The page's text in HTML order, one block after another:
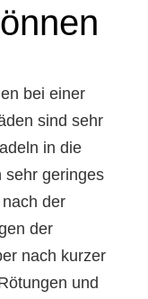
bei einer
sind sehr
in die
sehr geringes
der
der
nach kurzer
und